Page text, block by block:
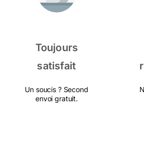
Toujours
satisfait
Un soucis ? Second
envoi gratuit.